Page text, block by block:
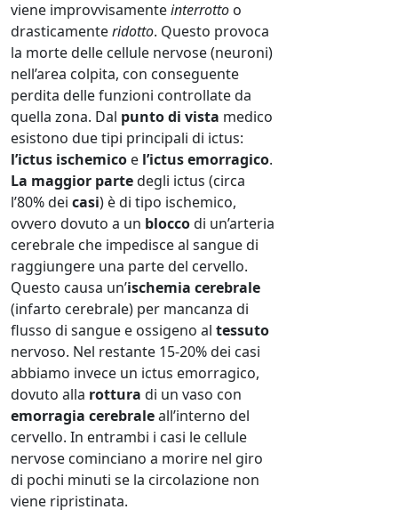
viene improvvisamenteinterrotto o
drasticamenteridotto. Questo provoca
la morte delle cellule nervose (neuroni)
nell’area colpita, con conseguente
perdita delle funzioni controllate da
quella zona. Dal punto di vista medico
esistono due tipi principali di ictus:
l’ictus ischemico e l’ictus emorragico.
La maggior partedegli ictus (circa
l’80% dei casi) è di tipo ischemico,
ovvero dovuto a un bloccodi un’arteria
cerebrale che impedisce al sangue di
raggiungere una parte del cervello.
Questo causa un’ischemia cerebrale
(infarto cerebrale) per mancanza di
flusso di sangue e ossigeno al tessuto
nervoso. Nel restante 15-20% dei casi
abbiamo invece un ictus emorragico,
dovuto alla rottura di un vaso con
emorragia cerebraleall’interno del
cervello. In entrambi i casi le cellule
nervose cominciano a morire nel giro
di pochi minuti se la circolazione non
viene ripristinata.